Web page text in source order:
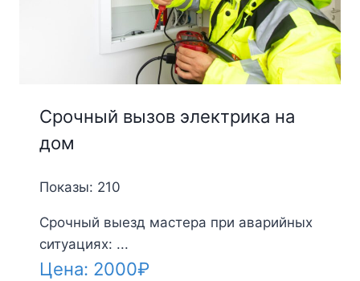
Срочный вызов электрика на
дом
Показы: 210
Срочный выезд мастера при аварийных
ситуациях: ...
Цена: 2000₽